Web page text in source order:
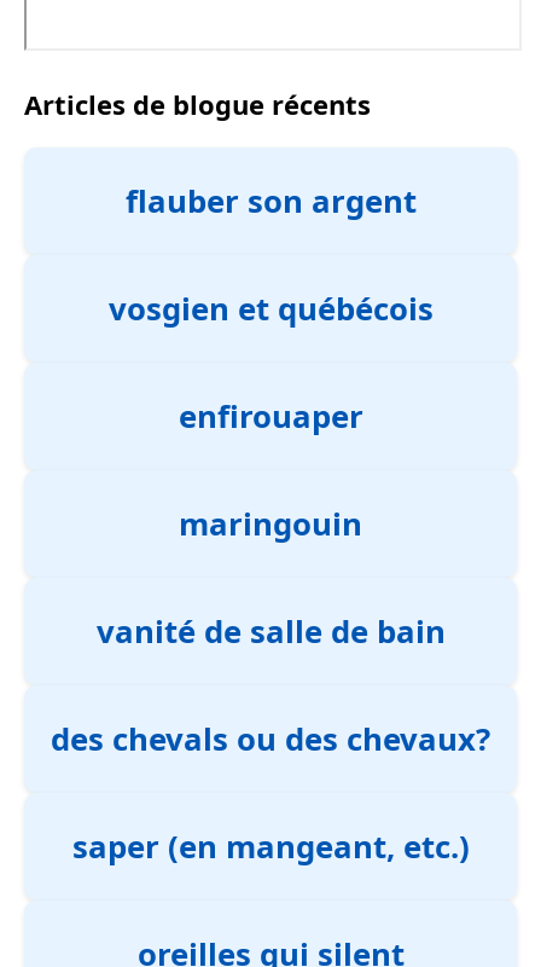
Articles de blogue récents
flauber son argent
vosgien et québécois
enfirouaper
maringouin
vanité de salle de bain
des chevals ou des chevaux?
saper (en mangeant, etc.)
oreilles qui silent